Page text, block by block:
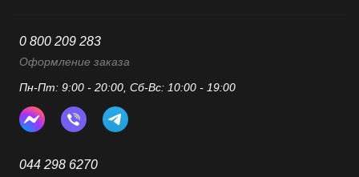
0 800 209 283
Оформление заказа
Пн-Пт: 9:00 - 20:00, Сб-Вс: 10:00 - 19:00
044 298 6270